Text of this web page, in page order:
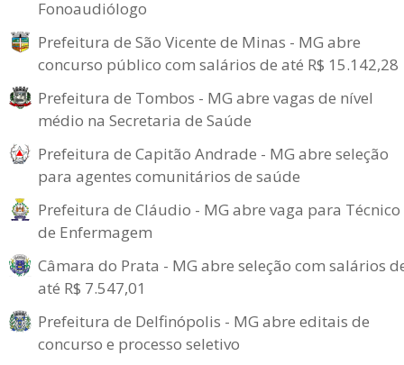
Fonoaudiólogo
Prefeitura de São Vicente de Minas - MG abre
concurso público com salários de até R$ 15.142,28
Prefeitura de Tombos - MG abre vagas de nível
médio na Secretaria de Saúde
Prefeitura de Capitão Andrade - MG abre seleção
para agentes comunitários de saúde
Prefeitura de Cláudio - MG abre vaga para Técnico
de Enfermagem
Câmara do Prata - MG abre seleção com salários
até R$ 7.547,01
Prefeitura de Delfinópolis - MG abre editais de
concurso e processo seletivo